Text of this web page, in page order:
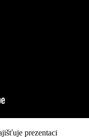
prezentaci